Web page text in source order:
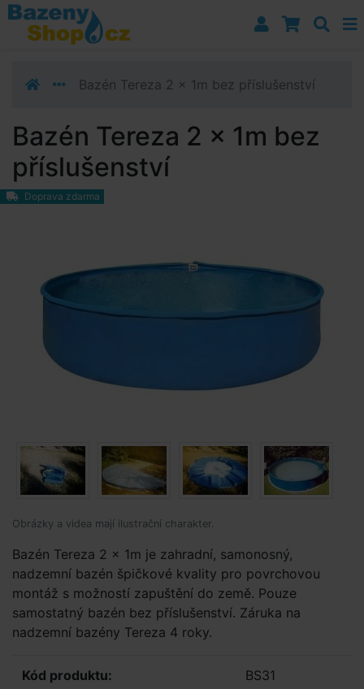
Přejít k navigaci
Přejít na obsah
Přejít k postrannímu sloupci
Bazén Tereza 2 x 1m bez příslušenství
Bazén Tereza 2 x 1m bez
příslušenství
Doprava zdarma
Obrázky a videa mají ilustrační charakter.
Bazén Tereza 2 x 1m je zahradní, samonosný,
nadzemní bazén špičkové kvality pro povrchovou
montáž s možností zapuštění do země. Pouze
samostatný bazén bez příslušenství. Záruka na
nadzemní bazény Tereza 4 roky.
Kód produktu: BS31